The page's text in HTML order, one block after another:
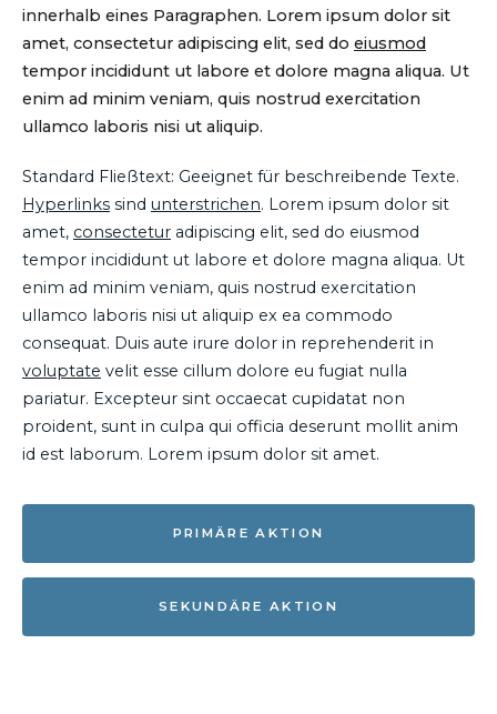
innerhalb eines Paragraphen. Lorem ipsum dolor sit
amet, consectetur adipiscing elit, sed do eiusmod
tempor incididunt ut labore et dolore magna aliqua. Ut
enim ad minim veniam, quis nostrud exercitation
ullamco laboris nisi ut aliquip.
Standard Fließtext: Geeignet für beschreibende Texte.
Hyperlinks sind unterstrichen. Lorem ipsum dolor sit
amet, consectetur adipiscing elit, sed do eiusmod
tempor incididunt ut labore et dolore magna aliqua. Ut
enim ad minim veniam, quis nostrud exercitation
ullamco laboris nisi ut aliquip ex ea commodo
consequat. Duis aute irure dolor in reprehenderit in
voluptate velit esse cillum dolore eu fugiat nulla
pariatur. Excepteur sint occaecat cupidatat non
proident, sunt in culpa qui officia deserunt mollit anim
id est laborum. Lorem ipsum dolor sit amet.
PRIMÄRE AKTION
SEKUNDÄRE AKTION